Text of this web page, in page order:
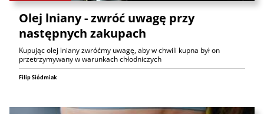
Olej lniany - zwróć uwagę przy
następnych zakupach
Kupując olej lniany zwróćmy uwagę, aby w chwili kupna był on
przetrzymywany w warunkach chłodniczych
Filip Siódmiak